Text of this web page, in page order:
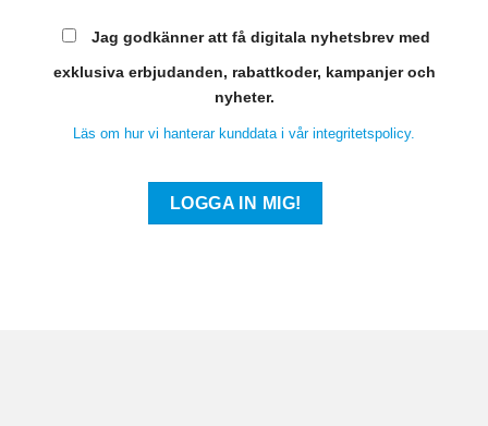
Jag godkänner att få digitala nyhetsbrev med
exklusiva erbjudanden, rabattkoder, kampanjer och
nyheter.
Läs om hur vi hanterar kunddata i vår integritetspolicy.